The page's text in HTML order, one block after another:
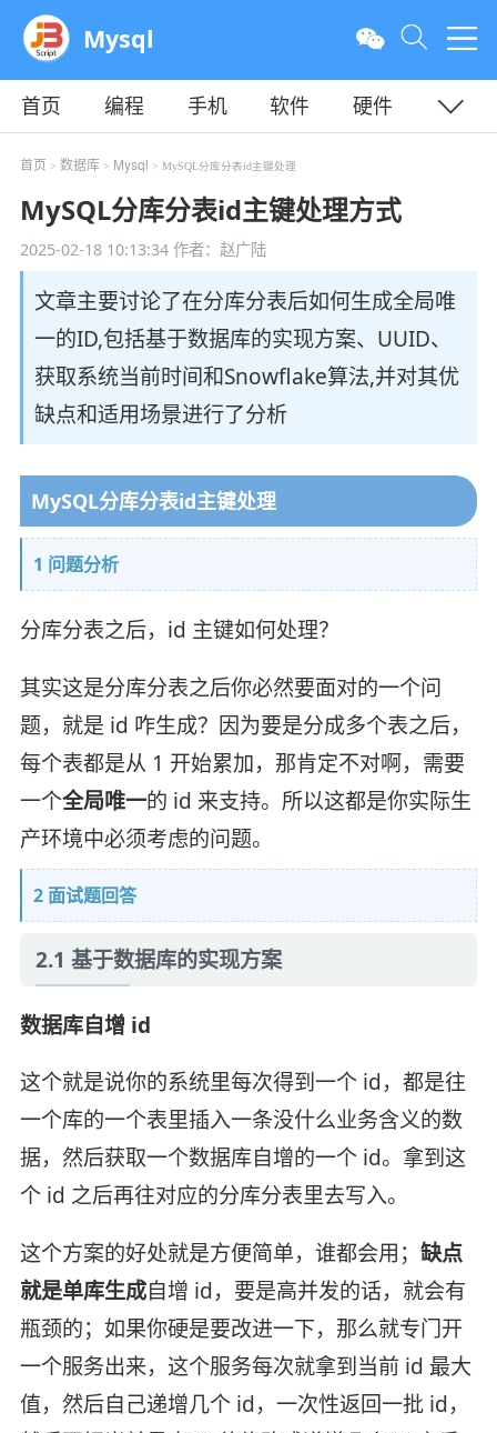
Mysql
首页 编程 手机 软件
硬件
教程
平面 服务器
首页 > 数据库> Mysql > MySQL分库分表id主键处理
MySQL分库分表id主键处理方式
2025-02-18 10:13:34作者：赵广陆
文章主要讨论了在分库分表后如何生成全局唯
一的ID,包括基于数据库的实现方案、UUID、
获取系统当前时间和Snowflake算法,并对其优
缺点和适用场景进行了分析
MySQL分库分表id主键处理
1 问题分析
分库分表之后，id 主键如何处理？
其实这是分库分表之后你必然要面对的一个问
题，就是 id 咋生成？因为要是分成多个表之后，
每个表都是从 1 开始累加，那肯定不对啊，需要
一个全局唯一的 id 来支持。所以这都是你实际生
产环境中必须考虑的问题。
2 面试题回答
2.1 基于数据库的实现方案
数据库自增 id
这个就是说你的系统里每次得到一个 id，都是往
一个库的一个表里插入一条没什么业务含义的数
据，然后获取一个数据库自增的一个 id。拿到这
个 id 之后再往对应的分库分表里去写入。
这个方案的好处就是方便简单，谁都会用； 缺点
就是单库生成自增 id，要是高并发的话，就会有
瓶颈的；如果你硬是要改进一下，那么就专门开
一个服务出来，这个服务每次就拿到当前 id 最大
值，然后自己递增几个 id，一次性返回一批 id，